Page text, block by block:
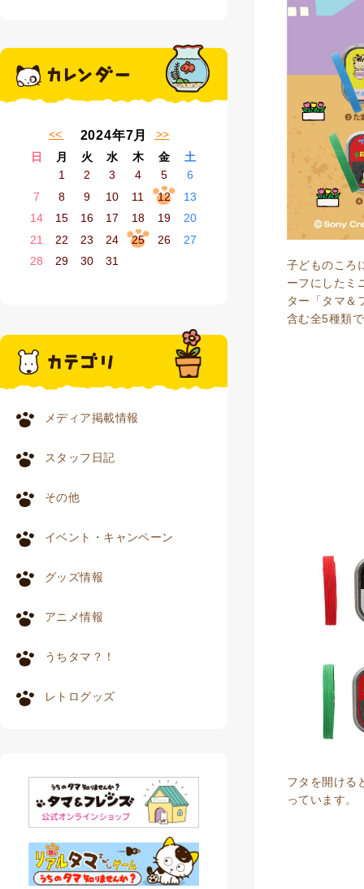
2024年7月
日 月 火 水 木 金 土
« 6月 8月 »
1 2 3 4 5
6
7
8 9 10 11 12
13
14
15 16 17 18 19
20
21
22 23 24 25 26
27
28
29 30 31
メディア掲載情報
スタッフ日記
その他
イベント・キャンペーン
グッズ情報
アニメ情報
うちタマ？！
レトログッズ
子どものころ
ーフにしたミ
ター「タマ＆
含む全5種類
フタを開ける
っています。